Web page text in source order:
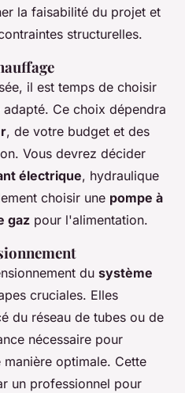
la faisabilité du projet et
structurelles.
il est temps de choisir
adapté. Ce choix dépendra
, de votre budget et des
Vous devrez décider
électrique, hydraulique
choisir une pompe à
gaz pour l'alimentation.
du système
cruciales. Elles
du réseau de tubes ou de
nécessaire pour
manière optimale. Cette
un professionnel pour